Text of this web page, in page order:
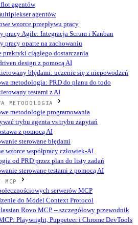
agentów
agentów
wzorce przepływu pracy
pracy Agile: Integracja Scrum i Kanban
pracy oparte na zachowaniu
praktyki ciągłego dostarczania
design z pomocą AI
błędami: uczenie się z niepowodzeń
metodologia: PRD do planu do todo
testami z AI
METODOLOGIA
metodologie programowania
trybu agenta vs trybu zapytań
z pomocą AI
sterowane błędami
wzorce współpracy człowiek-AI
od PRD przez plan do listy zadań
sterowane testami z pomocą AI
MCP
serwerów MCP
do Model Context Protocol
Rovo MCP -- szczegółowy przewodnik
Playwright, Puppeteer i Chrome DevTools